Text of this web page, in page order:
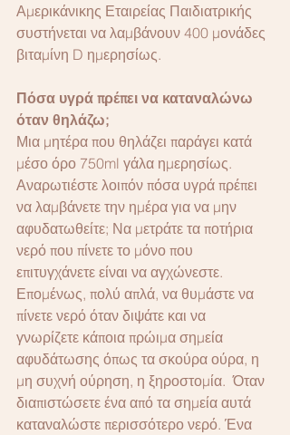
Αμερικάνικης Εταιρείας Παιδιατρικής
συστήνεται να λαμβάνουν 400 μονάδες
βιταμίνη D ημερησίως.
Πόσα υγρά πρέπει να καταναλώνω
όταν θηλάζω;
Μια μητέρα που θηλάζει παράγει κατά
μέσο όρο 750ml γάλα ημερησίως.
Αναρωτιέστε λοιπόν πόσα υγρά πρέπει
να λαμβάνετε την ημέρα για να μην
αφυδατωθείτε; Να μετράτε τα ποτήρια
νερό που πίνετε το μόνο που
επιτυγχάνετε είναι να αγχώνεστε.
Επομένως, πολύ απλά, να θυμάστε να
πίνετε νερό όταν διψάτε και να
γνωρίζετε κάποια πρώιμα σημεία
αφυδάτωσης όπως τα σκούρα ούρα, η
μη συχνή ούρηση, η ξηροστομία.  Όταν
διαπιστώσετε ένα από τα σημεία αυτά
καταναλώστε περισσότερο νερό. Ένα